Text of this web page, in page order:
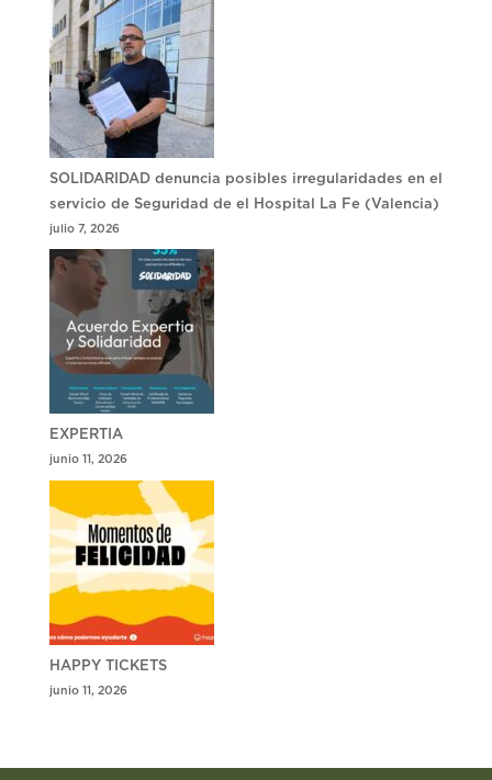
SOLIDARIDAD denuncia posibles irregularidades en el
servicio de Seguridad de el Hospital La Fe (Valencia)
julio 7, 2026
EXPERTIA
junio 11, 2026
HAPPY TICKETS
junio 11, 2026